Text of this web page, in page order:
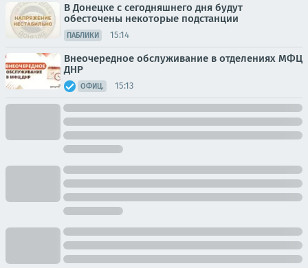
В Донецке с сегодняшнего дня будут
обесточены некоторые подстанции
ПАБЛИКИ 15:14
Внеочередное обслуживание в отделениях МФЦ
ДНР
ОФИЦ. 15:13